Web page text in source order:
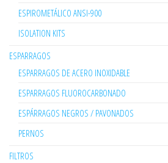
ESPIROMETÁLICO ANSI-900
ISOLATION KITS
ESPARRAGOS
ESPARRAGOS DE ACERO INOXIDABLE
ESPARRAGOS FLUOROCARBONADO
ESPÁRRAGOS NEGROS / PAVONADOS
PERNOS
FILTROS